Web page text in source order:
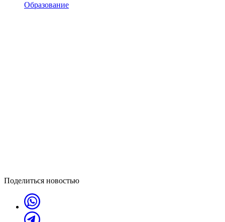
Образование
Поделиться новостью